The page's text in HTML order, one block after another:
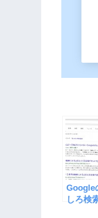
Google
しろ検